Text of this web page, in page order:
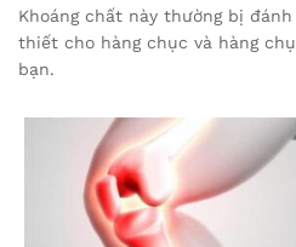
Khoáng chất này thường bị
thiết cho hàng chục và hàng
bạn.